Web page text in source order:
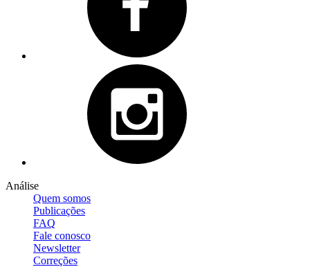
Análise
Quem somos
Publicações
FAQ
Fale conosco
Newsletter
Correções